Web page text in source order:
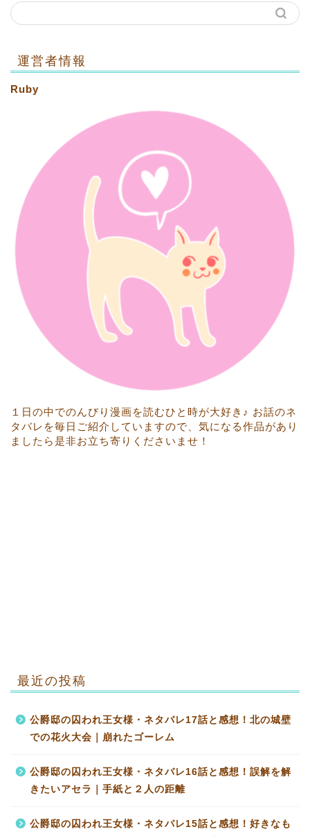
運営者情報
Ruby
１日の中でのんびり漫画を読むひと時が大好き♪ お話のネ
タバレを毎日ご紹介していますので、気になる作品があり
ましたら是非お立ち寄りくださいませ！
最近の投稿
公爵邸の囚われ王女様・ネタバレ17話と感想！北の城壁
での花火大会｜崩れたゴーレム
公爵邸の囚われ王女様・ネタバレ16話と感想！誤解を解
きたいアセラ｜手紙と２人の距離
公爵邸の囚われ王女様・ネタバレ15話と感想！好きなも